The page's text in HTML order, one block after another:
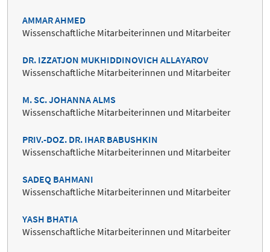
AMMAR AHMED
Wissenschaftliche Mitarbeiterinnen und Mitarbeiter
DR. IZZATJON MUKHIDDINOVICH ALLAYAROV
Wissenschaftliche Mitarbeiterinnen und Mitarbeiter
M. SC. JOHANNA ALMS
Wissenschaftliche Mitarbeiterinnen und Mitarbeiter
PRIV.-DOZ. DR. IHAR BABUSHKIN
Wissenschaftliche Mitarbeiterinnen und Mitarbeiter
SADEQ BAHMANI
Wissenschaftliche Mitarbeiterinnen und Mitarbeiter
YASH BHATIA
Wissenschaftliche Mitarbeiterinnen und Mitarbeiter